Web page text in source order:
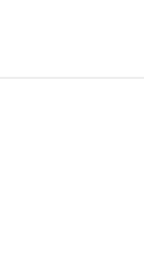
konten